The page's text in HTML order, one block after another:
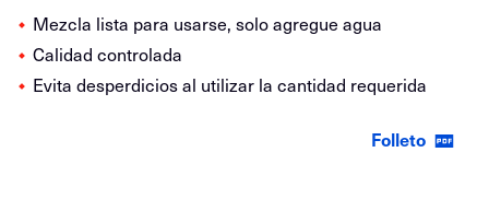
Mezcla lista para usarse, solo agregue agua
Calidad controlada
Evita desperdicios al utilizar la cantidad requerida
Folleto